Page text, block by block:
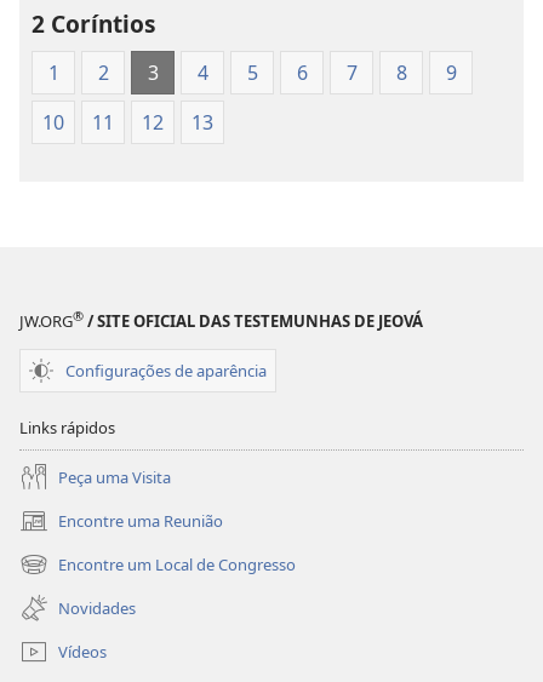
das
Escrituras
das
Escrituras
2 Coríntios
1 2 3 4 5 6 7 8
9
10
11 12 13
JW.ORG® / SITE OFICIAL DAS TESTEMUNHAS DE JEOVÁ
Configurações de aparência
Links rápidos
Peça uma Visita
Encontre uma Reunião
(abre
nova
janela)
Encontre um Local de Congresso
(abre
nova
janela)
Novidades
Vídeos